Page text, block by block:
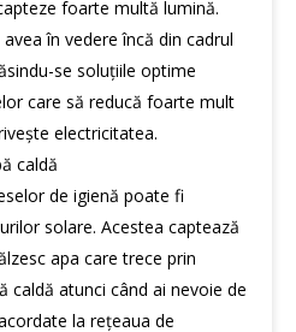
foarte multă lumină.
în vedere încă din cadrul
se soluțiile optime
care să reducă foarte mult
electricitatea.
caldă
de igienă poate fi
solare. Acestea captează
apa care trece prin
caldă atunci când ai nevoie de
la rețeaua de